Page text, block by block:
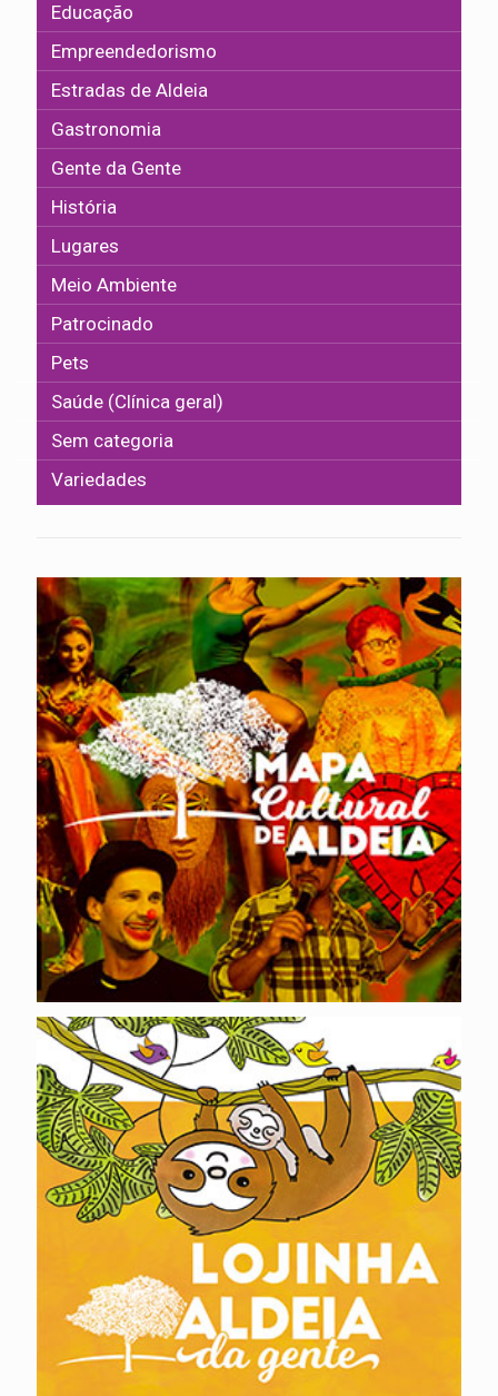
Educação
Empreendedorismo
Estradas de Aldeia
Gastronomia
Gente da Gente
História
Lugares
Meio Ambiente
Patrocinado
Pets
Saúde (Clínica geral)
Sem categoria
Variedades